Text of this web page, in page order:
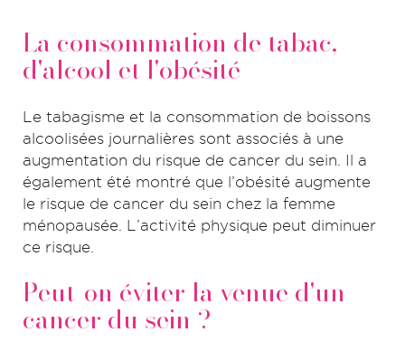
La consommation de tabac,
d'alcool et l'obésité
Le tabagisme et la consommation de boissons
alcoolisées journalières sont associés à une
augmentation du risque de cancer du sein. Il a
également été montré que l’obésité augmente
le risque de cancer du sein chez la femme
ménopausée. L’activité physique peut diminuer
ce risque.
Peut-on éviter la venue d'un
cancer du sein ?